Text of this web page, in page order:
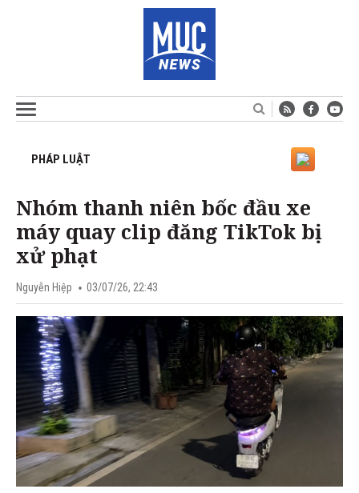
PHÁP LUẬT
Nhóm thanh niên bốc đầu xe
máy quay clip đăng TikTok bị
xử phạt
Nguyễn Hiệp 03/07/26, 22:43